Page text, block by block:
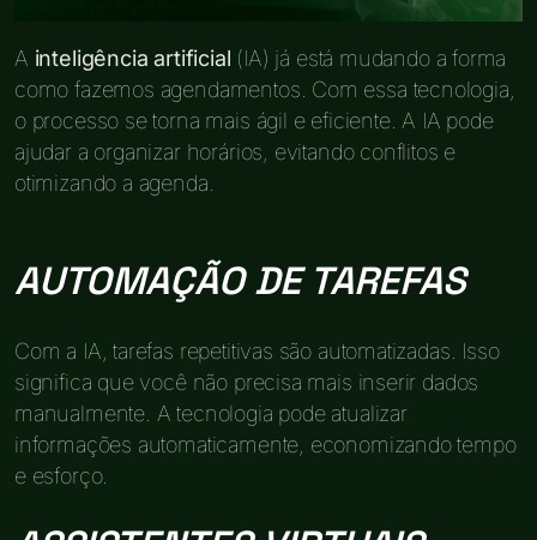
A inteligência artificial (IA) já está mudando a forma
como fazemos agendamentos. Com essa tecnologia,
o processo se torna mais ágil e eficiente. A IA pode
ajudar a organizar horários, evitando conflitos e
otimizando a agenda.
AUTOMAÇÃO DE TAREFAS
Com a IA, tarefas repetitivas são automatizadas. Isso
significa que você não precisa mais inserir dados
manualmente. A tecnologia pode atualizar
informações automaticamente, economizando tempo
e esforço.